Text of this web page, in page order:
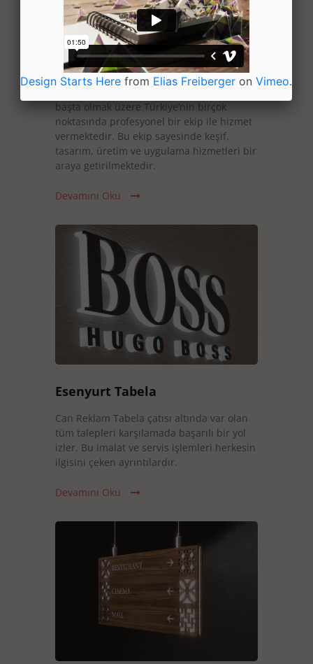
Totem Tabela
Bu konuda firmamız özellikle İstanbul
başta olmak üzere Türkiye’nin birçok
noktasında profesyonel bir ekip ile hizmet
vermektedir. Bu ekip sayesinde keşif,
tasarım, üretim ve uygulama hizmetleri bir
araya getirilmektedir.
Devamını Oku
Esenyurt Tabela
Can Reklam Tabela çatısı altında var olan
tüm talepleri karşılamada başarılı bir yol
izler. Bu imalat ve servis işlemleri herkesin
ilgisini çeken ayrıntılardır.
Devamını Oku
Design Starts Here from Elias Freiberger on Vimeo.